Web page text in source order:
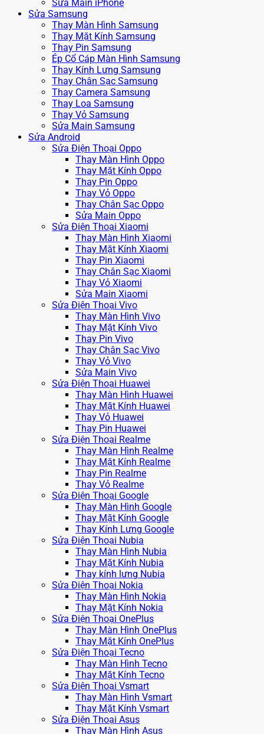
Sửa Main iPhone
Sửa Samsung
Thay Màn Hình Samsung
Thay Mặt Kính Samsung
Thay Pin Samsung
Ép Cổ Cáp Màn Hình Samsung
Thay Kính Lưng Samsung
Thay Chân Sạc Samsung
Thay Camera Samsung
Thay Loa Samsung
Thay Vỏ Samsung
Sửa Main Samsung
Sửa Android
Sửa Điện Thoại Oppo
Thay Màn Hình Oppo
Thay Mặt Kính Oppo
Thay Pin Oppo
Thay Vỏ Oppo
Thay Chân Sạc Oppo
Sửa Main Oppo
Sửa Điện Thoại Xiaomi
Thay Màn Hình Xiaomi
Thay Mặt Kính Xiaomi
Thay Pin Xiaomi
Thay Chân Sạc Xiaomi
Thay Vỏ Xiaomi
Sửa Main Xiaomi
Sửa Điện Thoại Vivo
Thay Màn Hình Vivo
Thay Mặt Kính Vivo
Thay Pin Vivo
Thay Chân Sạc Vivo
Thay Vỏ Vivo
Sửa Main Vivo
Sửa Điện Thoại Huawei
Thay Màn Hình Huawei
Thay Mặt Kính Huawei
Thay Vỏ Huawei
Thay Pin Huawei
Sửa Điện Thoại Realme
Thay Màn Hình Realme
Thay Mặt Kính Realme
Thay Pin Realme
Thay Vỏ Realme
Sửa Điện Thoại Google
Thay Màn Hình Google
Thay Mặt Kính Google
Thay Kính Lưng Google
Sửa Điện Thoại Nubia
Thay Màn Hình Nubia
Thay Mặt Kính Nubia
Thay kính lưng Nubia
Sửa Điện Thoại Nokia
Thay Màn Hình Nokia
Thay Mặt Kính Nokia
Sửa Điện Thoại OnePlus
Thay Màn Hình OnePlus
Thay Mặt Kính OnePlus
Sửa Điện Thoại Tecno
Thay Màn Hình Tecno
Thay Mặt Kính Tecno
Sửa Điện Thoại Vsmart
Thay Màn Hình Vsmart
Thay Mặt Kính Vsmart
Sửa Điện Thoại Asus
Thay Màn Hình Asus